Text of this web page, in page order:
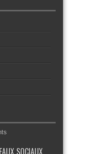
SOCIAUX